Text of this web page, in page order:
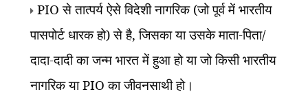
PIOसे तात्पर्य ऐसे विदेशी नागरिक (जो पूर्व में भारतीय
पासपोर्ट धारक हो) से है,जिसका या उसके माता-पिता/
दादा-दादी का जन्म भारत में हुआ हो या जो किसी भारतीय
नागरिक याPIOका जीवनसाथी हो।